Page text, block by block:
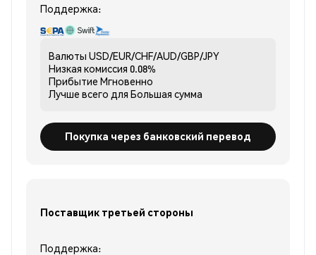
Поддержка:
Валюты USD/EUR/CHF/AUD/GBP/JPY
Низкая комиссия 0.08%
Прибытие Мгновенно
Лучше всего для Большая сумма
Покупка через банковский перевод
Поставщик третьей стороны
Поддержка: